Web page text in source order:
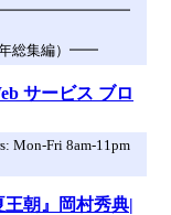
年総集編）━━
サービス ブロ
Mon-Fri 8am-11pm
王朝』岡村秀典|